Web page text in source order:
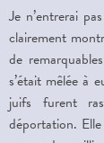
Je n’entrerai
clairement
de
s’était mêlée à
juifs furent
déportation.